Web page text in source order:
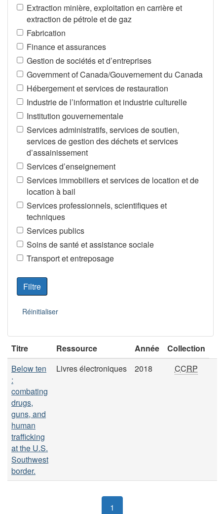
Extraction minière, exploitation en carrière et
extraction de pétrole et de gaz
Fabrication
Finance et assurances
Gestion de sociétés et d’entreprises
Government of Canada/Gouvernement du Canada
Hébergement et services de restauration
Industrie de l’information et industrie culturelle
Institution gouvernementale
Services administratifs, services de soutien,
services de gestion des déchets et services
d’assainissement
Services d’enseignement
Services immobiliers et services de location et de
location à bail
Services professionnels, scientifiques et
techniques
Services publics
Soins de santé et assistance sociale
Transport et entreposage
Titre Ressource Année
Collection
Below ten
:
combating
drugs,
guns, and
human
trafficking
at the U.S.
Southwest
border.
Livres électroniques 2018 CCRP
1